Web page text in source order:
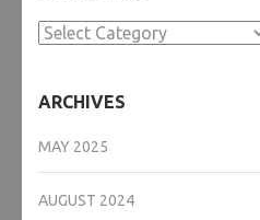
Categories
ARCHIVES
MAY 2025
AUGUST 2024